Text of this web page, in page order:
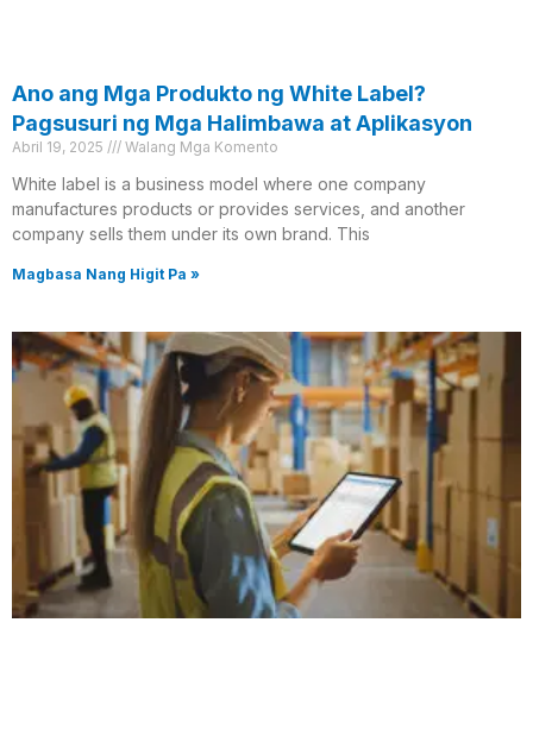
Ano ang Mga Produkto ng White Label?
Pagsusuri ng Mga Halimbawa at Aplikasyon
Abril 19, 2025 Walang Mga Komento
White label is a business model where one company
manufactures products or provides services, and another
company sells them under its own brand. This
Magbasa Nang Higit Pa »